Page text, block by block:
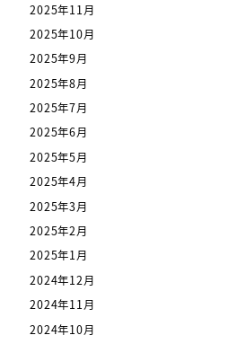
2025年11月
2025年10月
2025年9月
2025年8月
2025年7月
2025年6月
2025年5月
2025年4月
2025年3月
2025年2月
2025年1月
2024年12月
2024年11月
2024年10月